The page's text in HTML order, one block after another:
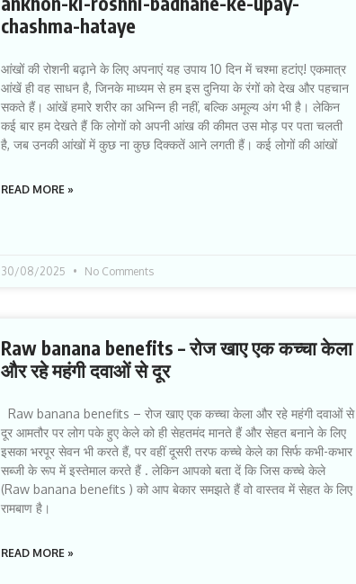
chashma-hataye
आंखों की रोशनी बढ़ाने के लिए अपनाएं यह उपाय 10 दिन में चश्मा हटांए! एकमात्र
आंखें ही वह साधन है, जिनके माध्यम से हम इस दुनिया के रंगों को देख और पहचान
सकते हैं। आंखें हमारे शरीर का अभिन्न ही नहीं, बल्कि अमूल्य अंग भी है। लेकिन
कई बार हम देखते हैं कि लोगों को अपनी आंख की कीमत उस मोड़ पर पता चलती
है, जब उनकी आंखों में कुछ ना कुछ दिक्कतें आने लगती हैं। कई लोगों की आंखों
READ MORE »
30/08/2025 No Comments
Raw banana benefits – रोज खाए एक कच्चा केला
और रहे महंगी दवाओं से दूर
Raw banana benefits – रोज खाए एक कच्चा केला और रहे महंगी दवाओं से
दूर आमतौर पर लोग पके हुए केले को ही सेहतमंद मानते हैं और सेहत बनाने के लिए
इसका भरपूर सेवन भी करते हैं, पर वहीं दूसरी तरफ कच्चे केले का सिर्फ कभी-कभार
सब्जी के रूप में इस्तेमाल करते हैं . लेकिन आपको बता दें कि जिस कच्चे केले
(Raw banana benefits ) को आप बेकार समझते हैं वो वास्तव में सेहत के लिए
रामबाण है।
READ MORE »